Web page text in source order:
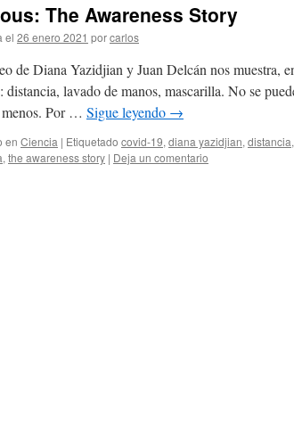
The Awareness Story
el 26 enero 2021 porcarlos
de Diana Yazidjian y Juan Delcán nos muestra,
distancia, lavado de manos, mascarilla. No se
Por … Sigue leyendo →
en Ciencia | Etiquetado covid-19, diana yazidjian, distancia,
, the awareness story | Deja un comentario